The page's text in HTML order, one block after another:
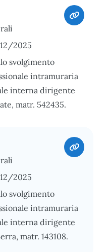
2025
svolgimento
intramuraria
interna dirigente
matr. 542435.
2025
svolgimento
intramuraria
interna dirigente
matr. 143108.